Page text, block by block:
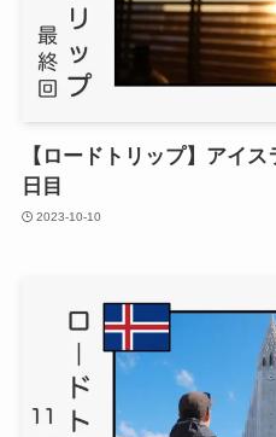
【ロードトリップ】アイ
日目
2023-10-10